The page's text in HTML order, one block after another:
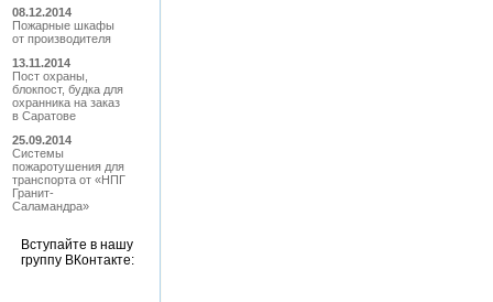
08.12.2014
Пожарные шкафы
от производителя
13.11.2014
Пост охраны,
блокпост, будка для
охранника на заказ
в Саратове
25.09.2014
Системы
пожаротушения для
транспорта от «НПГ
Гранит-
Саламандра»
Вступайте в нашу
группу ВКонтакте: